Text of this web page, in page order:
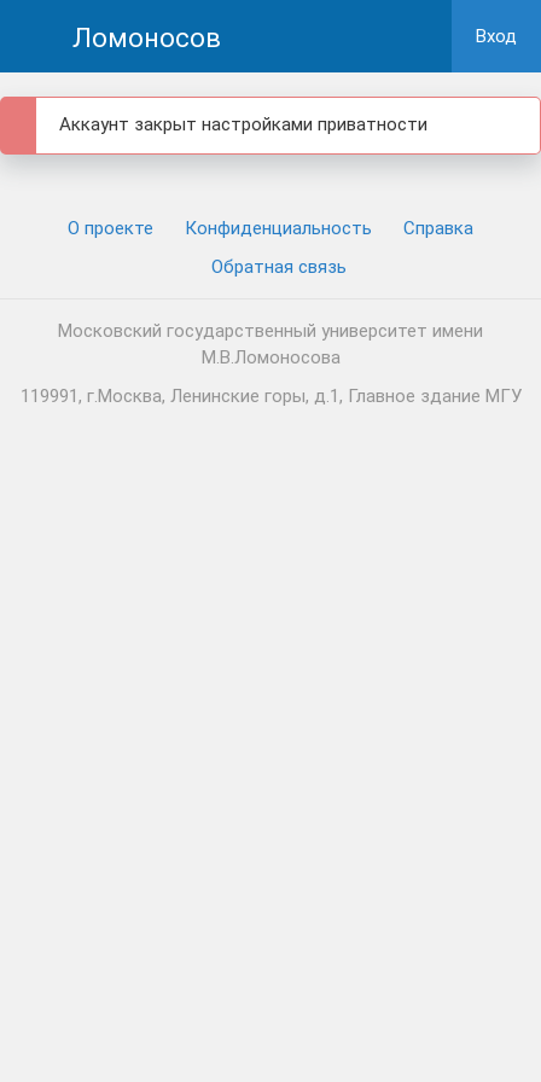
Ломоносов Вход
Аккаунт закрыт настройками приватности
О проекте Конфиденциальность
Cправка
Обратная связь
Московский государственный университет имени
М.В.Ломоносова
119991, г.Москва, Ленинские горы, д.1, Главное здание МГУ